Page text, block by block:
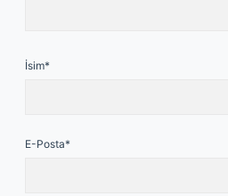
İsim*
E-Posta*